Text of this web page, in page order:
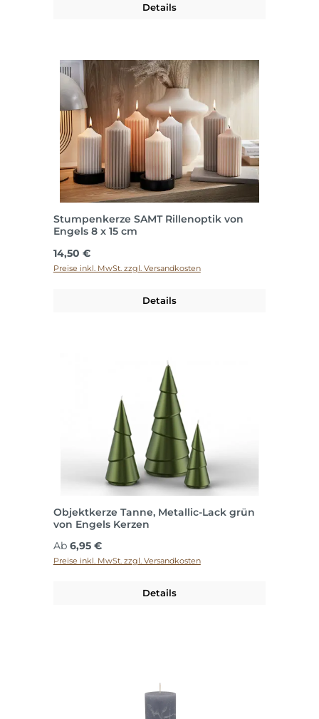
Details
Stumpenkerze SAMT Rillenoptik von
Engels 8 x 15 cm
Regulärer Preis:
14,50 €
Preise inkl. MwSt. zzgl. Versandkosten
Details
Objektkerze Tanne, Metallic-Lack grün
von Engels Kerzen
Regulärer Preis:
Ab 6,95 €
Preise inkl. MwSt. zzgl. Versandkosten
Details